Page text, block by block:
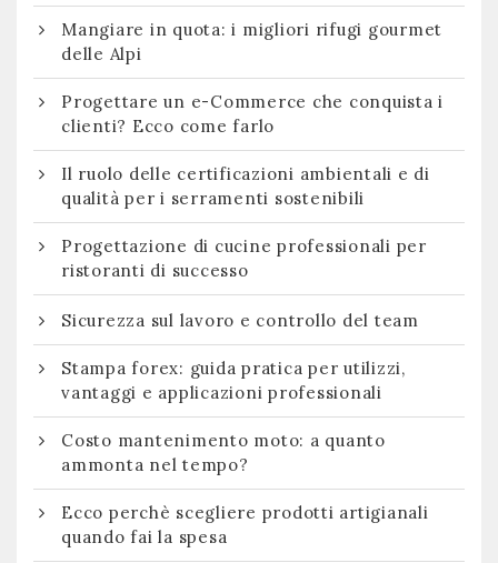
Mangiare in quota: i migliori rifugi gourmet
delle Alpi
Progettare un e-Commerce che conquista i
clienti? Ecco come farlo
Il ruolo delle certificazioni ambientali e di
qualità per i serramenti sostenibili
Progettazione di cucine professionali per
ristoranti di successo
Sicurezza sul lavoro e controllo del team
Stampa forex: guida pratica per utilizzi,
vantaggi e applicazioni professionali
Costo mantenimento moto: a quanto
ammonta nel tempo?
Ecco perchè scegliere prodotti artigianali
quando fai la spesa